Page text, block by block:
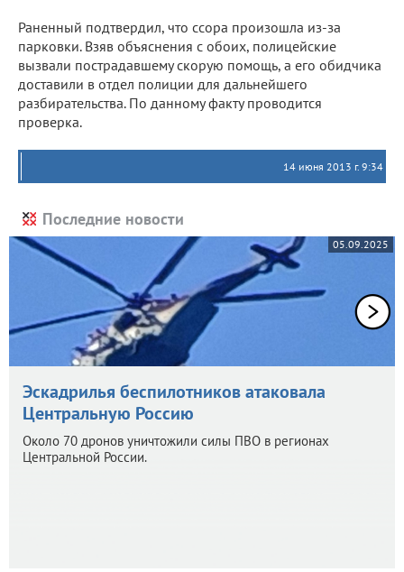
Раненный подтвердил, что ссора произошла из-за
парковки. Взяв объяснения с обоих, полицейские
вызвали пострадавшему скорую помощь, а его обидчика
доставили в отдел полиции для дальнейшего
разбирательства. По данному факту проводится
проверка.
14 июня 2013 г. 9:34
Последние новости
05.09.2025
Эскадрилья беспилотников атаковала
Центральную Россию
Около 70 дронов уничтожили силы ПВО в регионах
Центральной России.